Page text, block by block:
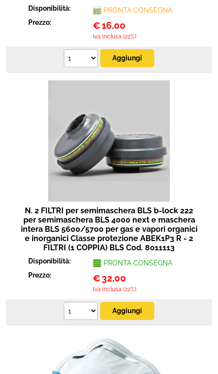
Disponibilità:
PRONTA CONSEGNA
Prezzo:
€16,00
Iva inclusa (22%)
N. 2 FILTRI per semimaschera BLS b-lock 222
per semimaschera BLS 4000 next e maschera
intera BLS 5600/5700 per gas e vapori organici
e inorganici Classe protezione ABEK1P3 R - 2
FILTRI (1 COPPIA) BLS Cod. 8011113
Disponibilità:
PRONTA CONSEGNA
Prezzo:
€ 32,00
Iva inclusa (22%)